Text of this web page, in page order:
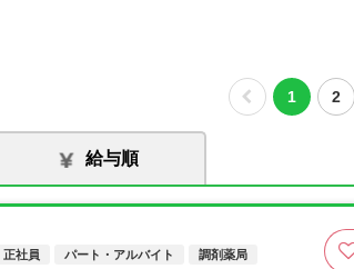
1 2
給与順
正社員 パート・アルバイト 調剤薬局